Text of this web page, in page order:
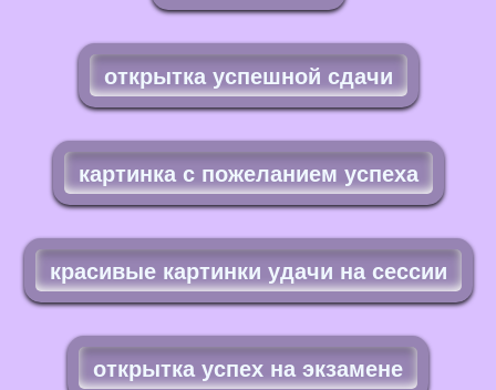
открытка успешной сдачи
картинка с пожеланием успеха
красивые картинки удачи на сессии
открытка успех на экзамене